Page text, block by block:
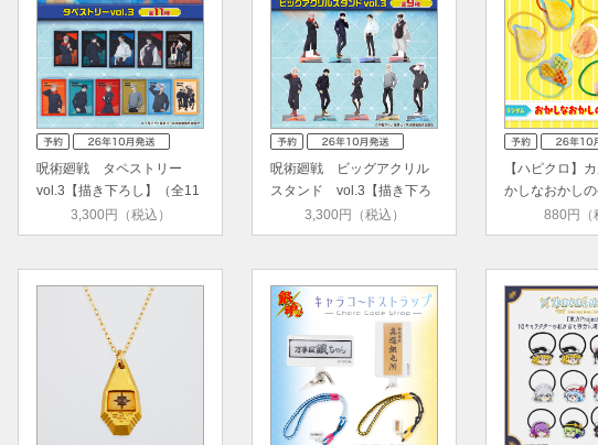
呪術廻戦 タペストリー
vol.3【描き下ろし】（全11
種）…3,300円（税込）
呪術廻戦 ビッグアクリル
スタンド vol.3【描き下ろ
し】…3,300円（税込）
【ハピクロ】
かしなおかし
880円（